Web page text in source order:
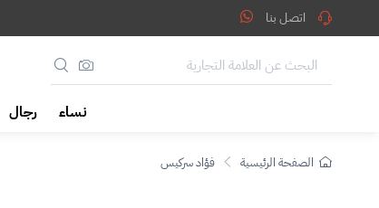
فؤاد سركيس
اتصل بنا
نساء رجال
الصفحة الرئيسية فؤاد سركيس